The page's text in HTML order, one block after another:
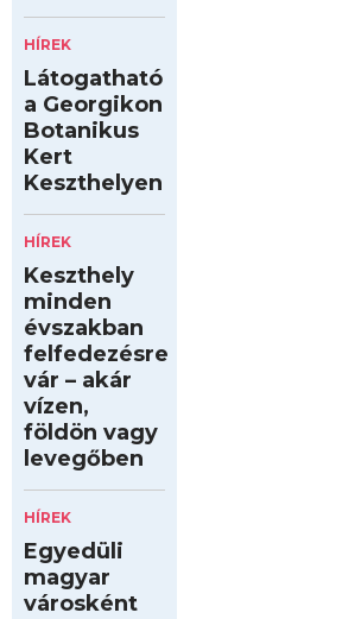
HÍREK
Látogatható
a Georgikon
Botanikus
Kert
Keszthelyen
HÍREK
Keszthely
minden
évszakban
felfedezésre
vár – akár
vízen,
földön vagy
levegőben
HÍREK
Egyedüli
magyar
városként